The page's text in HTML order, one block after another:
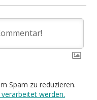
Spam zu reduzieren.
werden.